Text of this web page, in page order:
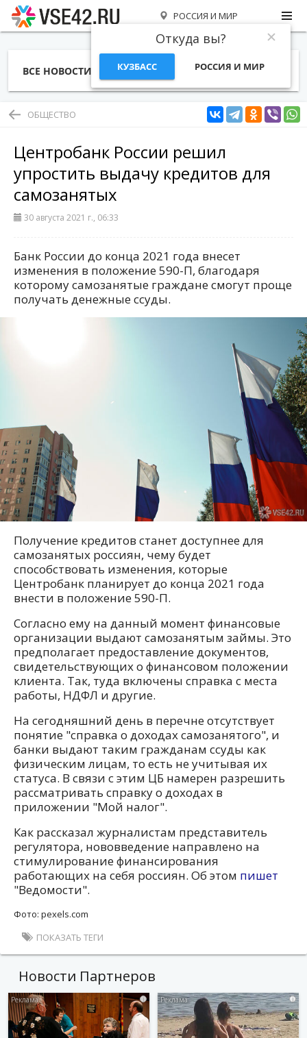
РОССИЯ И МИР
Откуда вы?
КУЗБАСС РОССИЯ И МИР
ВСЕ НОВОСТИ СТАТЬИ ТЕМЫ ФОТО
ОБЩЕСТВО
Центробанк России решил
упростить выдачу кредитов для
самозанятых
30 августа 2021 г., 06:33
Банк России до конца 2021 года внесет
изменения в положение 590-П, благодаря
которому самозанятые граждане смогут проще
получать денежные ссуды.
Получение кредитов станет доступнее для
самозанятых россиян, чему будет
способствовать изменения, которые
Центробанк планирует до конца 2021 года
внести в положение 590-П.
Согласно ему на данный момент финансовые
организации выдают самозанятым займы. Это
предполагает предоставление документов,
свидетельствующих о финансовом положении
клиента. Так, туда включены справка с места
работы, НДФЛ и другие.
На сегодняшний день в перечне отсутствует
понятие "справка о доходах самозанятого", и
банки выдают таким гражданам ссуды как
физическим лицам, то есть не учитывая их
статуса. В связи с этим ЦБ намерен разрешить
рассматривать справку о доходах в
приложении "Мой налог".
Как рассказал журналистам представитель
регулятора, нововведение направлено на
стимулирование финансирования
работающих на себя россиян. Об этом пишет
"Ведомости".
Фото: pexels.com
ПОКАЗАТЬ ТЕГИ
Новости Партнеров
i i